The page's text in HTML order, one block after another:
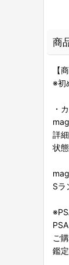
商
【
※初
・
詳
状
Sラ
ご
鑑